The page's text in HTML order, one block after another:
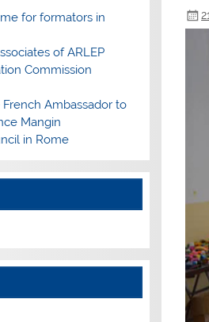
for formators in
of ARLEP
Commission
Ambassador to
Mangin
in Rome